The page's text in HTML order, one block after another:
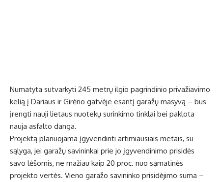
Numatyta sutvarkyti 245 metrų ilgio pagrindinio privažiavimo
kelią į Dariaus ir Girėno gatvėje esantį garažų masyvą – bus
įrengti nauji lietaus nuotekų surinkimo tinklai bei paklota
nauja asfalto danga.
Projektą planuojama įgyvendinti artimiausiais metais, su
sąlyga, jei garažų savininkai prie jo įgyvendinimo prisidės
savo lėšomis, ne mažiau kaip 20 proc. nuo sąmatinės
projekto vertės. Vieno garažo savininko prisidėjimo suma –